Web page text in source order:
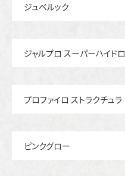
ジュベルック
ジャルプロ スーパーハイドロ
プロファイロ ストラクチュラ
ピンクグロー